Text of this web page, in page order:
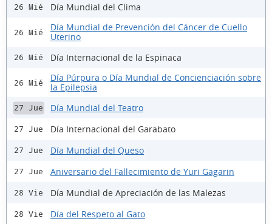
26 Mié Día Mundial del Clima
26 Mié
Día Mundial de Prevención del Cáncer de Cuello
Uterino
26 Mié Día Internacional de la Espinaca
26 Mié
Día Púrpura o Día Mundial de Concienciación sobre
la Epilepsia
27 Jue Día Mundial del Teatro
27 Jue Día Internacional del Garabato
27 Jue Día Mundial del Queso
27 Jue Aniversario del Fallecimiento de Yuri Gagarin
28 Vie Día Mundial de Apreciación de las Malezas
28 Vie Día del Respeto al Gato